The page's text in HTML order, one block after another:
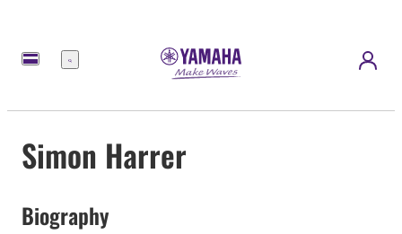
Meny
Simon Harrer
Biography